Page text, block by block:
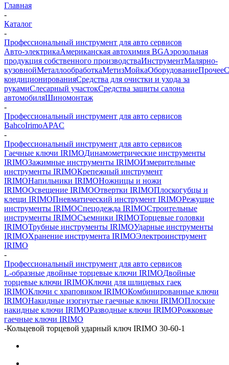
Главная
-
Каталог
-
Профессиональный инструмент для авто сервисов
Авто-электрикаАмериканская автохимия BGАэрозольная
продукция собственного производстваИнструментМалярно-
кузовнойМеталлообработкаМетизМойкаОборудованиеПрочее
кондиционированияСредства для очистки и ухода за
рукамиСлесарный участокСредства защиты салона
автомобиляШиномонтаж
-
Профессиональный инструмент для авто сервисов
BahcoIrimoAPAC
-
Профессиональный инструмент для авто сервисов
Гаечные ключи IRIMOДинамометрические инструменты
IRIMOЗажимные инструменты IRIMOИзмерительные
инструменты IRIMOКрепежный инструмент
IRIMOНапильники IRIMOНожницы и ножи
IRIMOОсвещение IRIMOОтвертки IRIMOПлоскогубцы и
клещи IRIMOПневматический инструмент IRIMOРежущие
инструменты IRIMOСпецодежда IRIMOСтроительные
инструменты IRIMOСъемники IRIMOТорцевые головки
IRIMOТрубные инструменты IRIMOУдарные инструменты
IRIMOХранение инструмента IRIMOЭлектроинструмент
IRIMO
-
Профессиональный инструмент для авто сервисов
L-образные двойные торцевые ключи IRIMOДвойные
торцевые ключи IRIMOКлючи для шлицевых гаек
IRIMOКлючи с храповиком IRIMOКомбинированные ключи
IRIMOНакидные изогнутые гаечные ключи IRIMOПлоские
накидные ключи IRIMOРазводные ключи IRIMOРожковые
гаечные ключи IRIMO
-Кольцевой торцевой ударный ключ IRIMO 30-60-1